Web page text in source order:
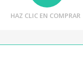
HAZ CLIC EN COMPRAR